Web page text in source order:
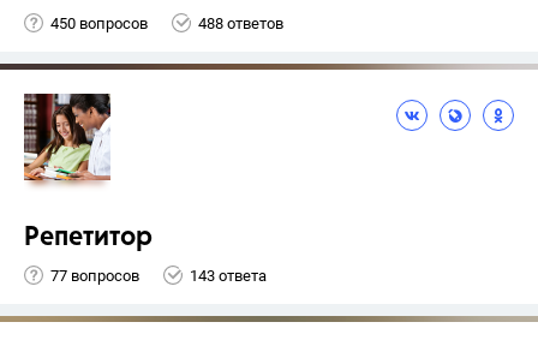
450 вопросов 488 ответов
Репетитор
77 вопросов 143 ответа